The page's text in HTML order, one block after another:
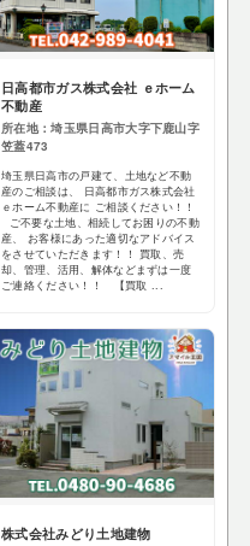
日高都市ガス株式会社 ｅホーム
不動産
所在地：埼玉県日高市大字下鹿山字
笠蓋473
埼玉県日高市の戸建て、土地など不動
産のご相談は、 日高都市ガス株式会社
ｅホーム不動産に ご相談ください！！
ご不要な土地、相続してお困りの不動
産、 お客様にあった適切なアドバイス
をさせていただきます！！ 買取、売
却、管理、活用、解体などまずは一度
ご連絡ください！！ 【買取 ...
株式会社みどり土地建物